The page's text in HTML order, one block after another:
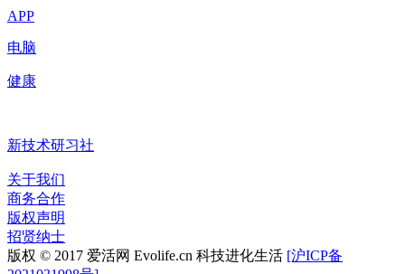
APP
电脑
健康
新技术研习社
关于我们
商务合作
版权声明
招贤纳士
版权 © 2017 爱活网 Evolife.cn 科技进化生活 [沪ICP备